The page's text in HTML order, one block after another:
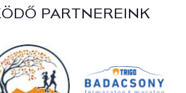
PARTNEREINK